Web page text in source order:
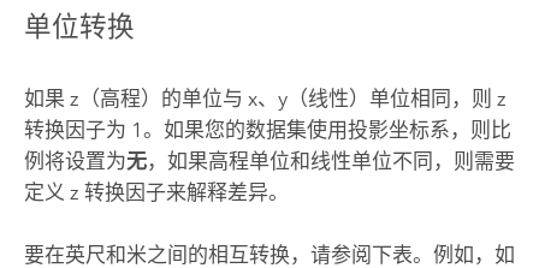
单位转换
如果 z（高程）的单位与 x、y（线性）单位相同，则 z
转换因子为 1。如果您的数据集使用投影坐标系，则比
例将设置为无，如果高程单位和线性单位不同，则需要
定义 z 转换因子来解释差异。
要在英尺和米之间的相互转换，请参阅下表。例如，如